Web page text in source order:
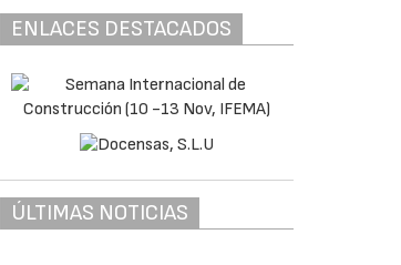
ENLACES DESTACADOS
ÚLTIMAS NOTICIAS